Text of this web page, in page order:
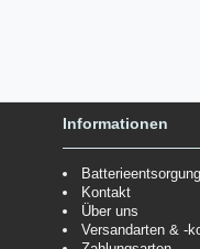
Informationen
Batterieentsorgung
Kontakt
Über uns
Versandarten & -